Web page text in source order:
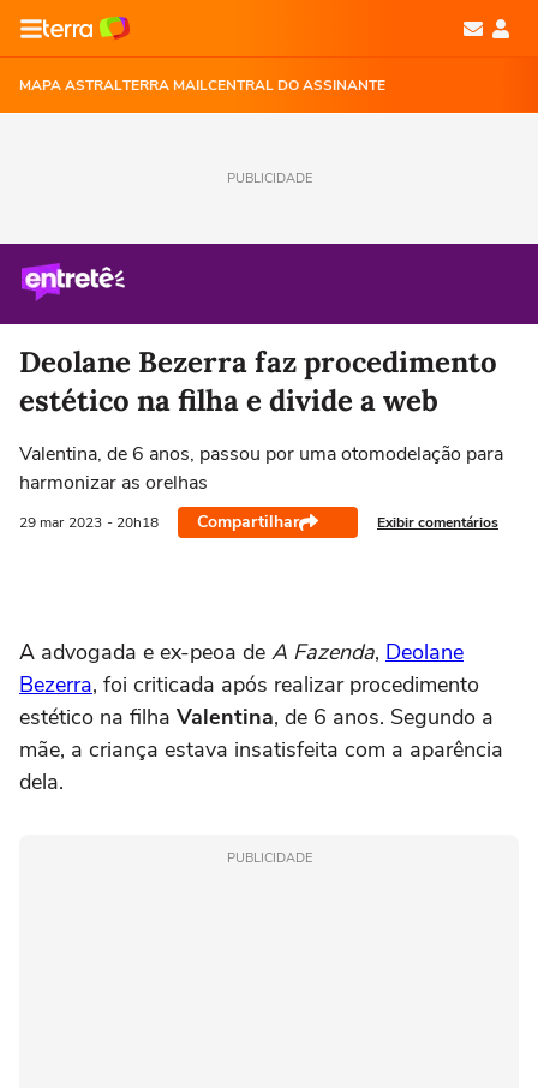
MAPA ASTRALTERRA MAILCENTRAL DO ASSINANTE
PUBLICIDADE
Deolane Bezerra faz procedimento
estético na filha e divide a web
Valentina, de 6 anos, passou por uma otomodelação para
harmonizar as orelhas
29 mar 2023 - 20h18 Compartilhar Exibir comentários
A advogada e ex-peoa de A Fazenda, Deolane
Bezerra, foi criticada após realizar procedimento
estético na filha Valentina, de 6 anos. Segundo a
mãe, a criança estava insatisfeita com a aparência
dela.
PUBLICIDADE